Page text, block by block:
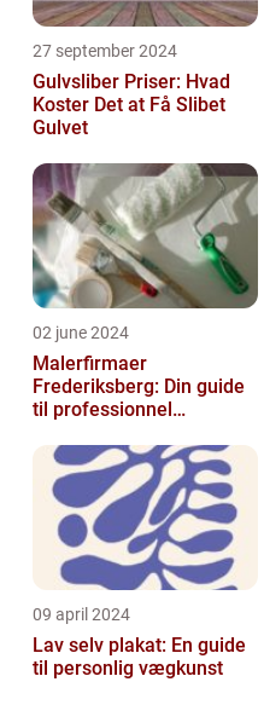
27 september 2024
Gulvsliber Priser: Hvad
Koster Det at Få Slibet
Gulvet
02 june 2024
Malerfirmaer
Frederiksberg: Din guide
til professionnel
09 april 2024
Lav selv plakat: En guide
til personlig vægkunst